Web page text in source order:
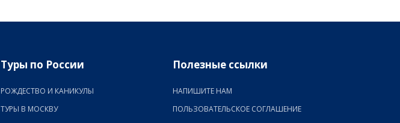
Туры по России
РОЖДЕСТВО И КАНИКУЛЫ
ТУРЫ В МОСКВУ
Полезные ссылки
НАПИШИТЕ НАМ
ПОЛЬЗОВАТЕЛЬСКОЕ СОГЛАШЕНИЕ